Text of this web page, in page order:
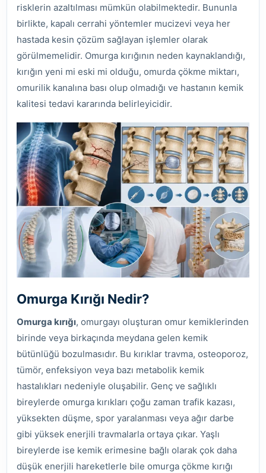
risklerin azaltılması mümkün olabilmektedir. Bununla
birlikte, kapalı cerrahi yöntemler mucizevi veya her
hastada kesin çözüm sağlayan işlemler olarak
görülmemelidir. Omurga kırığının neden kaynaklandığı,
kırığın yeni mi eski mi olduğu, omurda çökme miktarı,
omurilik kanalına bası olup olmadığı ve hastanın kemik
kalitesi tedavi kararında belirleyicidir.
Omurga Kırığı Nedir?
Omurga kırığı, omurgayı oluşturan omur kemiklerinden
birinde veya birkaçında meydana gelen kemik
bütünlüğü bozulmasıdır. Bu kırıklar travma, osteoporoz,
tümör, enfeksiyon veya bazı metabolik kemik
hastalıkları nedeniyle oluşabilir. Genç ve sağlıklı
bireylerde omurga kırıkları çoğu zaman trafik kazası,
yüksekten düşme, spor yaralanması veya ağır darbe
gibi yüksek enerjili travmalarla ortaya çıkar. Yaşlı
bireylerde ise kemik erimesine bağlı olarak çok daha
düşük enerjili hareketlerle bile omurga çökme kırığı